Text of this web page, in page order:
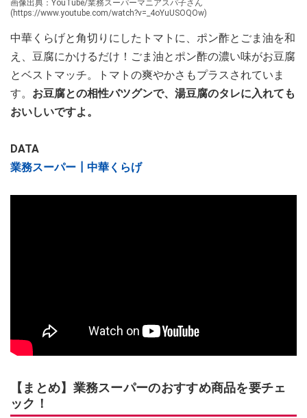
画像出典：YouTube/業務スーパーマニアスパ子さん
(https://www.youtube.com/watch?v=_4oYuUSOQOw)
中華くらげと角切りにしたトマトに、ポン酢とごま油を和
え、豆腐にかけるだけ！ごま油とポン酢の濃い味がお豆腐
とベストマッチ。トマトの爽やかさもプラスされていま
す。 お豆腐との相性バツグンで、湯豆腐のタレに入れても
おいしいですよ。
DATA
業務スーパー┃中華くらげ
【まとめ】業務スーパーのおすすめ商品を要チェ
ック！